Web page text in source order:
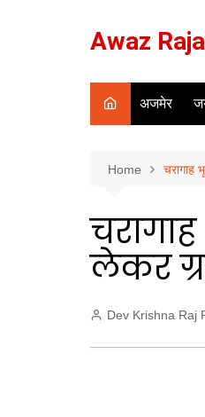
Awaz
अजमेर
Home चरागाह
लेकर
Dev Krishna Raj